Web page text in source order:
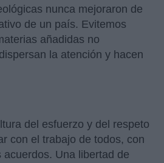
nunca mejoraron de
de un país. Evitemos
añadidas no
la atención y hacen
del esfuerzo y del respeto
con el trabajo de todos, con
Una libertad de